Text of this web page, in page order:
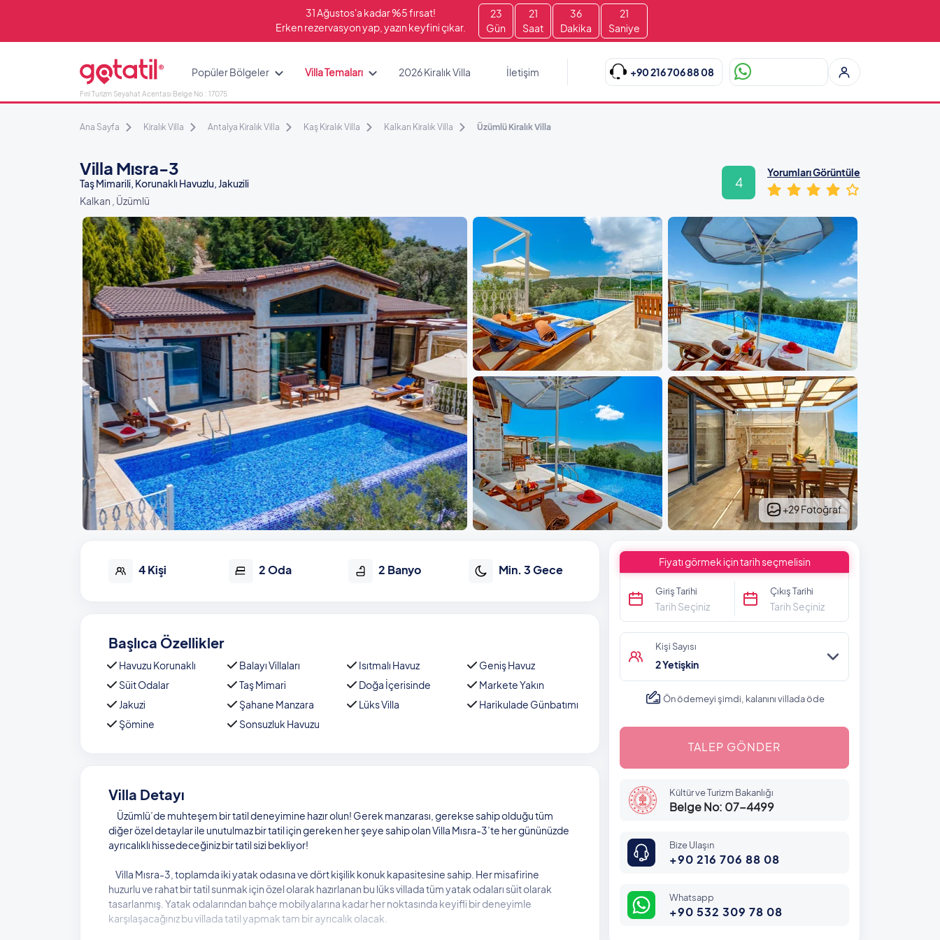
31 Ağustos'a kadar %5 fırsat!
Erken rezervasyon yap, yazın keyfini çıkar.
23
Gün
21
Saat
36
Dakika
20
Saniye
Fırıl Turizm Seyahat Acentası Belge No : 17075
Popüler Bölgeler Villa Temaları 2026 Kiralık Villa İletişim +90 216 706 88 08
Ana Sayfa Kiralık Villa Antalya Kiralık Villa Kaş Kiralık Villa Kalkan Kiralık Villa Üzümlü Kiralık Villa
Villa Mısra-3
Taş Mimarili, Korunaklı Havuzlu, Jakuzili
Kalkan , Üzümlü
4
Yorumları Görüntüle
+29 Fotoğraf
4 Kişi 2 Oda 2 Banyo Min. 3 Gece
Başlıca Özellikler
Havuzu Korunaklı Balayı Villaları Isıtmalı Havuz
Geniş Havuz
Süit Odalar
Taş Mimari Doğa İçerisinde
Markete Yakın
Jakuzi
Şahane Manzara Lüks Villa
Harikulade Günbatımı
Şömine
Sonsuzluk Havuzu
Villa Detayı
Üzümlü’de muhteşem bir tatil deneyimine hazır olun! Gerek manzarası, gerekse sahip olduğu tüm
diğer özel detaylar ile unutulmaz bir tatil için gereken her şeye sahip olan Villa Mısra-3’te her gününüzde
ayrıcalıklı hissedeceğiniz bir tatil sizi bekliyor!
Villa Mısra-3, toplamda iki yatak odasına ve dört kişilik konuk kapasitesine sahip. Her misafirine
huzurlu ve rahat bir tatil sunmak için özel olarak hazırlanan bu lüks villada tüm yatak odaları süit olarak
tasarlanmış. Yatak odalarından bahçe mobilyalarına kadar her noktasında keyifli bir deneyimle
karşılaşacağınız bu villada tatil yapmak tam bir ayrıcalık olacak.
Fiyatı görmek için tarih seçmelisin
Giriş Tarihi
Tarih Seçiniz
Çıkış Tarihi
Tarih Seçiniz
Kişi Sayısı
2 Yetişkin
Ön ödemeyi şimdi, kalanını villada öde
TALEP GÖNDER
Kültür ve Turizm Bakanlığı
Belge No: 07-4499
Bize Ulaşın
+90 216 706 88 08
Whatsapp
+90 532 309 78 08